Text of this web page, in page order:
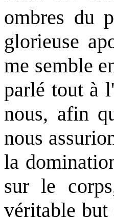
ombres du
glorieuse
me semble
parlé tout à
nous, afin
nous
la
sur le
véritable but